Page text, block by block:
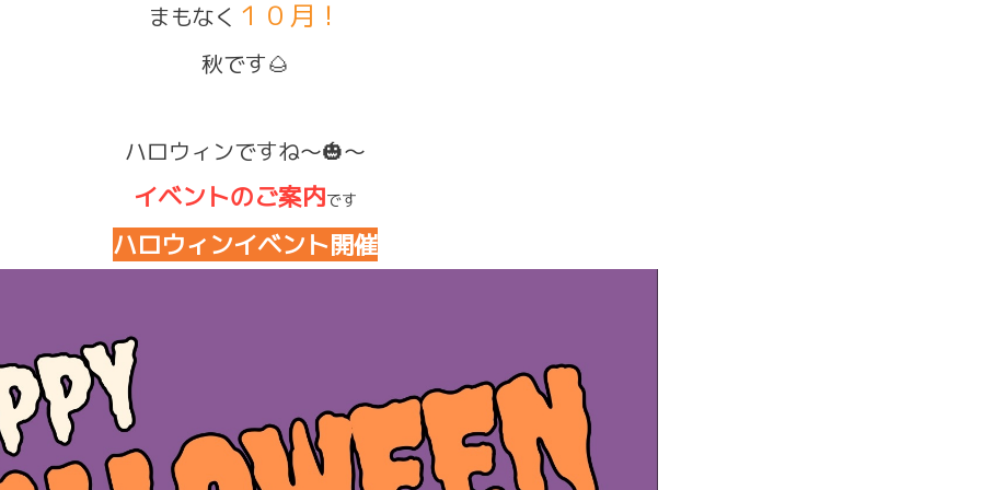
まもなく １０月！
秋です🌰
ハロウィンですね～🎃～
イベントのご案内です
ハロウィンイベント開催